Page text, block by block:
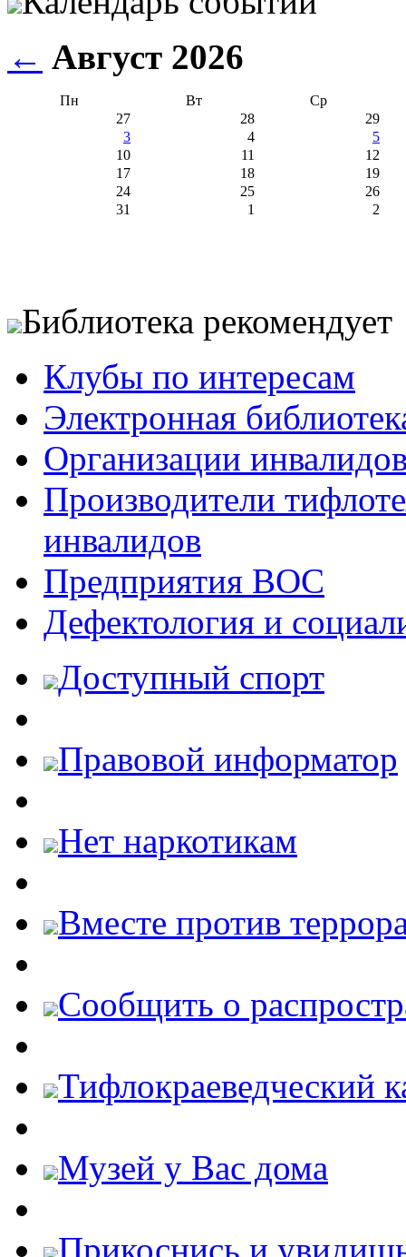
← Август 2026
Пн Вт
Ср
27
28
29
3
4
5
10
11
12
17
18
19
24
25
26
31
1 2
Библиотека рекомендует
Клубы по интересам
Электронная
Организации
Производители
инвалидов
Предприятия ВОС
Дефектология и
Доступный спорт
Правовой информатор
Нет наркотикам
Вместе против
Cообщить о
Тифлокраеведческий
Музей у Вас дома
Прикоснись и